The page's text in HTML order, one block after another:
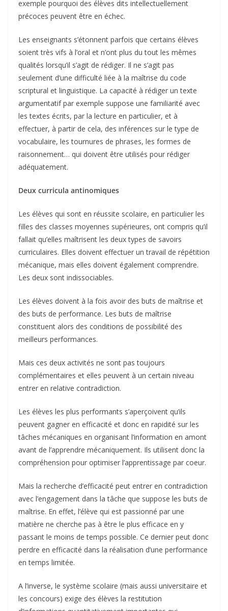
exemple pourquoi des élèves dits intellectuellement
précoces peuvent être en échec.
Les enseignants s’étonnent parfois que certains élèves
soient très vifs à l’oral et n’ont plus du tout les mêmes
qualités lorsqu’il s’agit de rédiger. Il ne s’agit pas
seulement d’une difficulté liée à la maîtrise du code
scriptural et linguistique. La capacité à rédiger un texte
argumentatif par exemple suppose une familiarité avec
les textes écrits, par la lecture en particulier, et à
effectuer, à partir de cela, des inférences sur le type de
vocabulaire, les tournures de phrases, les formes de
raisonnement… qui doivent être utilisés pour rédiger
adéquatement.
Deux curricula antinomiques
Les élèves qui sont en réussite scolaire, en particulier les
filles des classes moyennes supérieures, ont compris qu’il
fallait qu’elles maîtrisent les deux types de savoirs
curriculaires. Elles doivent effectuer un travail de répétition
mécanique, mais elles doivent également comprendre.
Les deux sont indissociables.
Les élèves doivent à la fois avoir des buts de maîtrise et
des buts de performance. Les buts de maîtrise
constituent alors des conditions de possibilité des
meilleurs performances.
Mais ces deux activités ne sont pas toujours
complémentaires et elles peuvent à un certain niveau
entrer en relative contradiction.
Les élèves les plus performants s’aperçoivent qu’ils
peuvent gagner en efficacité et donc en rapidité sur les
tâches mécaniques en organisant l’information en amont
avant de l’apprendre mécaniquement. Ils utilisent donc la
compréhension pour optimiser l’apprentissage par coeur.
Mais la recherche d’efficacité peut entrer en contradiction
avec l’engagement dans la tâche que suppose les buts de
maîtrise. En effet, l’élève qui est passionné par une
matière ne cherche pas à être le plus efficace en y
passant le moins de temps possible. Ce dernier peut donc
perdre en efficacité dans la réalisation d’une performance
en temps limitée.
A l’inverse, le système scolaire (mais aussi universitaire et
les concours) exige des élèves la restitution